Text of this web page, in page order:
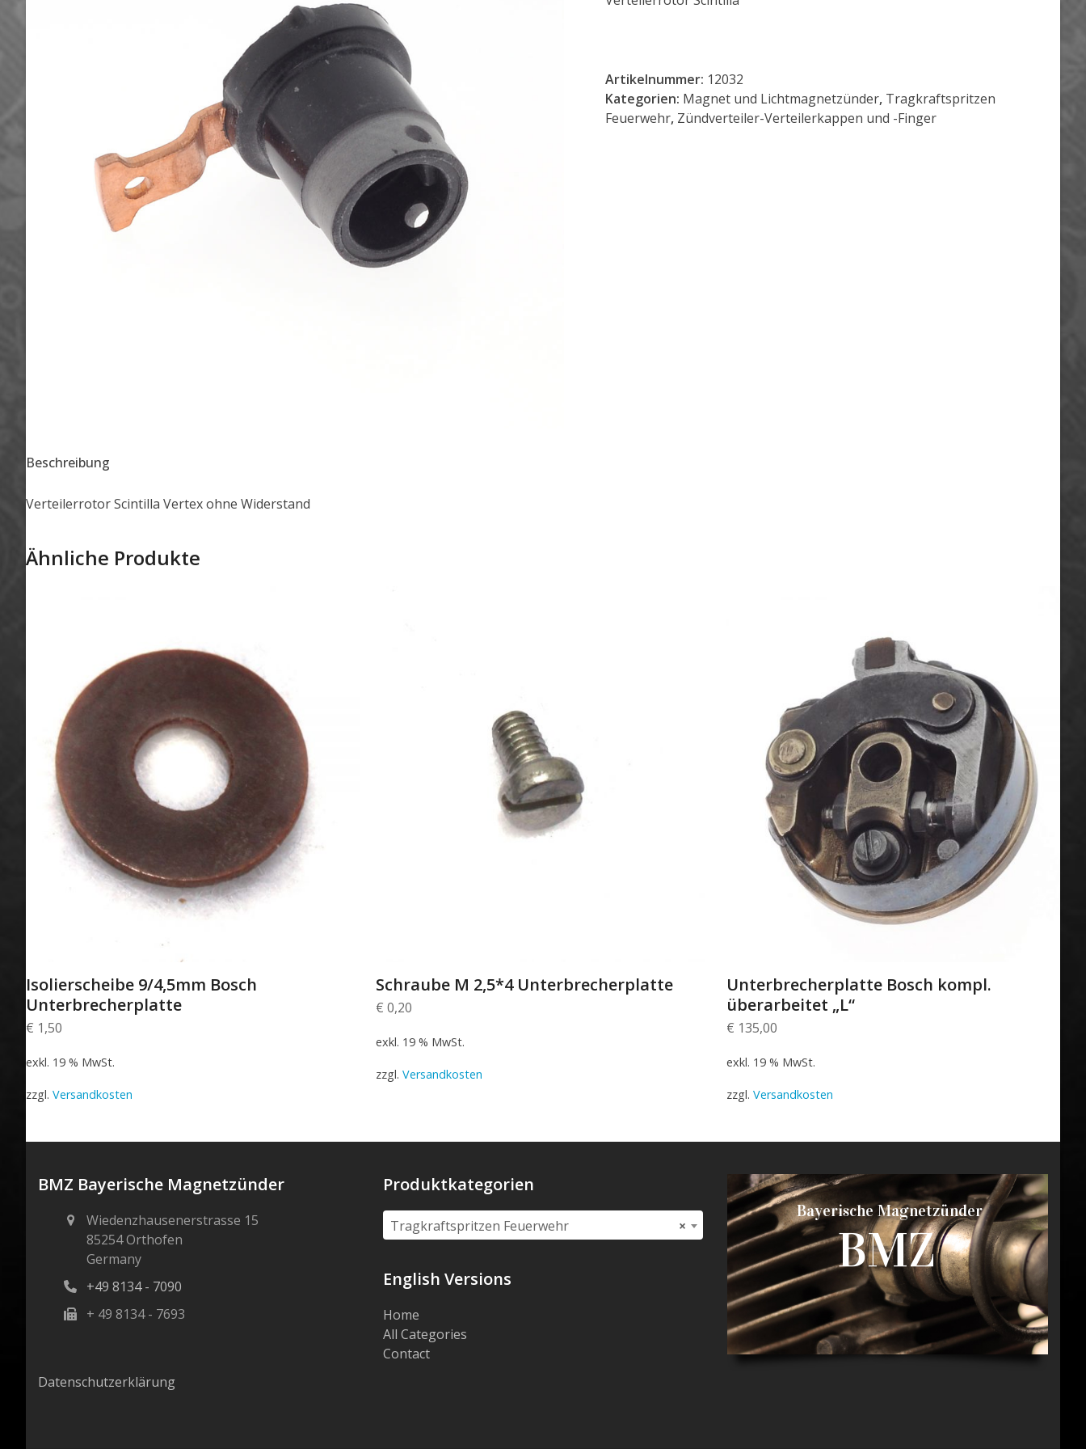
Artikelnummer: 12032
Kategorien: Magnet und Lichtmagnetzünder, Tragkraftspritzen
Feuerwehr, Zündverteiler-Verteilerkappen und -Finger
Beschreibung
Verteilerrotor Scintilla Vertex ohne Widerstand
Ähnliche Produkte
Isolierscheibe 9/4,5mm Bosch
Unterbrecherplatte
€ 1,50
exkl. 19 % MwSt.
zzgl. Versandkosten
Schraube M 2,5*4 Unterbrecherplatte
€ 0,20
exkl. 19 % MwSt.
zzgl.Versandkosten
Unterbrecherplatte Bosch kompl.
überarbeitet „L“
€ 135,00
exkl. 19 % MwSt.
zzgl. Versandkosten
BMZ Bayerische Magnetzünder
Wiedenzhausenerstrasse 15
85254 Orthofen
Germany
+49 8134 - 7090
+ 49 8134 - 7693
Datenschutzerklärung
Produktkategorien
×
Tragkraftspritzen Feuerwehr
English Versions
Home
All Categories
Contact
Bayerische Magnetzünder
BMZ